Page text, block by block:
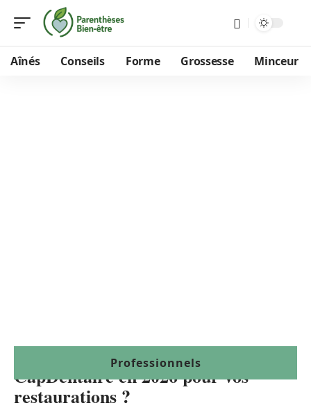
Aînés Conseils Forme Grossesse Minceur
Professionnels
Pourquoi passer à SprintRay
CapDentaire en 2026 pour vos
restaurations ?